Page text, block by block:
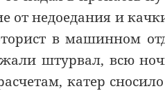
от недоедания и
в машинном
штурвал, всю
катер